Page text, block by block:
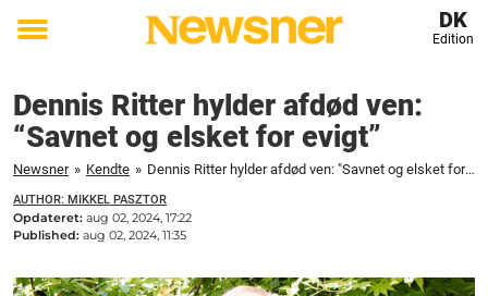
Toggle
DK
Edition
Dennis Ritter hylder afdød ven:
“Savnet og elsket for evigt”
Newsner » Kendte » Dennis Ritter hylder afdød ven: "Savnet og elsket for evigt"
AUTHOR: MIKKEL PASZTOR
Opdateret: aug 02, 2024, 17:22
Published: aug 02, 2024, 11:35